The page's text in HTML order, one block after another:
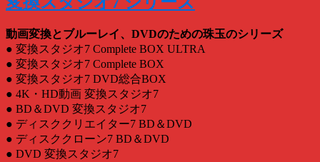
動画変換とブルーレイ、DVDのための珠玉のシリーズ
● 変換スタジオ7 Complete BOX ULTRA
● 変換スタジオ7 Complete BOX
● 変換スタジオ7 DVD総合BOX
● 4K・HD動画 変換スタジオ7
● BD＆DVD 変換スタジオ7
● ディスククリエイター7 BD＆DVD
● ディスククローン7 BD＆DVD
● DVD 変換スタジオ7